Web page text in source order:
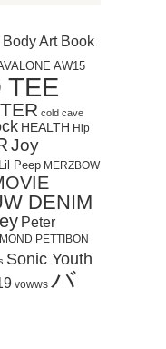
Art Book
AW15
TEE
cold cave
HEALTH Hip
Joy
Lil Peep MERZBOW
DENIM
Peter
PETTIBON
Sonic Youth
vowws バ